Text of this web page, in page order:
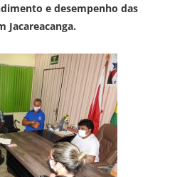
e desempenho das
Jacareacanga.